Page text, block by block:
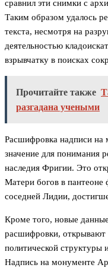
сравнил эти снимки с
Таким образом удалось
текста, несмотря на
деятельностью
взрывчатку в поисках
Прочитайте также
разгадана учеными
Расшифровка надписи на
значение для понимания
наследия Фригии. Это
Матери богов в пантеоне
соседней Лидии,
Кроме того, новые
расшифровки, открывают
политической структуры
Надпись на монументе